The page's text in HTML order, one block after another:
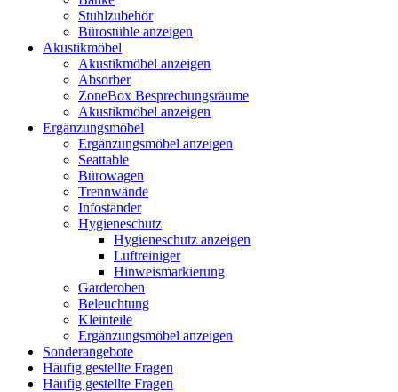
Stuhlzubehör
Bürostühle anzeigen
Akustikmöbel
Akustikmöbel anzeigen
Absorber
ZoneBox Besprechungsräume
Akustikmöbel anzeigen
Ergänzungsmöbel
Ergänzungsmöbel anzeigen
Seattable
Bürowagen
Trennwände
Infoständer
Hygieneschutz
Hygieneschutz anzeigen
Luftreiniger
Hinweismarkierung
Garderoben
Beleuchtung
Kleinteile
Ergänzungsmöbel anzeigen
Sonderangebote
Häufig gestellte Fragen
Häufig gestellte Fragen